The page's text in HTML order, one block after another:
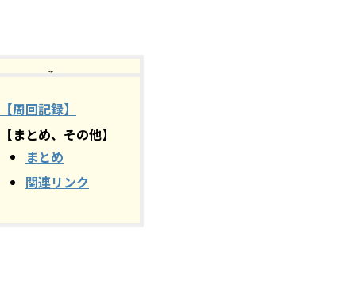
【目次】
【周回記録】
【まとめ、その他】
まとめ
関連リンク